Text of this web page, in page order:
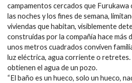
campamentos cercados que
las noches y los fines de semana,
viviendas que habitan, visiblemente
construidas por la compañía hace más
unos metros cuadrados conviven
luz eléctrica, agua corriente o
obtienen el agua de un pozo.
“El baño es un hueco, solo un hueco,